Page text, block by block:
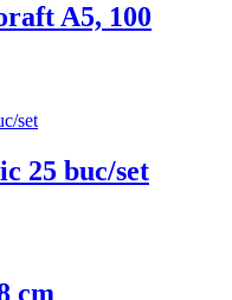
A5, 100
25 buc/set
cm